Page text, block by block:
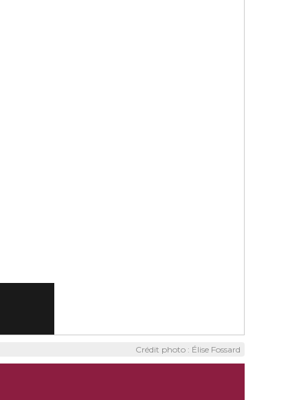
Crédit photo : Élise Fossard